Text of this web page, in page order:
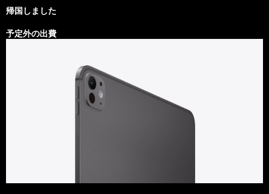
帰国しました
予定外の出費